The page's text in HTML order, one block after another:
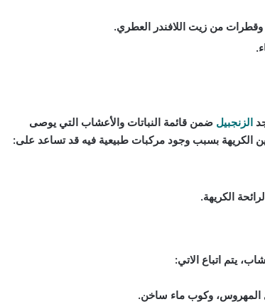
من زيت اللافندر العطري.
الزنجبيل ضمن قائمة النباتات والأعشاب التي يوصى
الكريهة بسبب وجود مركبات طبيعية فيه قد تساعد على:
الكريهة.
يتم اتباع الاتي:
المهروس، وكوب ماء ساخن.